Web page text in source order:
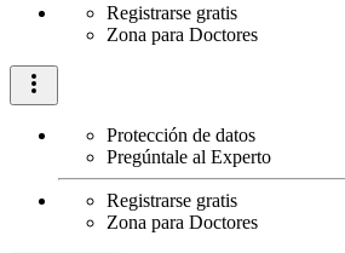
Registrarse gratis
Zona para Doctores
Protección de datos
Pregúntale al Experto
Registrarse gratis
Zona para Doctores